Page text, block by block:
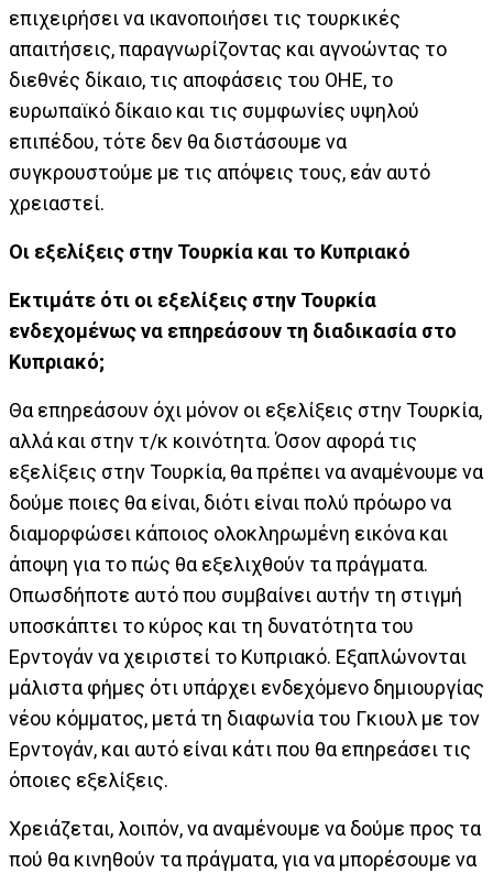
επιχειρήσει να ικανοποιήσει τις τουρκικές
απαιτήσεις, παραγνωρίζοντας και αγνοώντας το
διεθνές δίκαιο, τις αποφάσεις του ΟΗΕ, το
ευρωπαϊκό δίκαιο και τις συμφωνίες υψηλού
επιπέδου, τότε δεν θα διστάσουμε να
συγκρουστούμε με τις απόψεις τους, εάν αυτό
χρειαστεί.
Οι εξελίξεις στην Τουρκία και το Κυπριακό
Εκτιμάτε ότι οι εξελίξεις στην Τουρκία
ενδεχομένως να επηρεάσουν τη διαδικασία στο
Κυπριακό;
Θα επηρεάσουν όχι μόνον οι εξελίξεις στην Τουρκία,
αλλά και στην τ/κ κοινότητα. Όσον αφορά τις
εξελίξεις στην Τουρκία, θα πρέπει να αναμένουμε να
δούμε ποιες θα είναι, διότι είναι πολύ πρόωρο να
διαμορφώσει κάποιος ολοκληρωμένη εικόνα και
άποψη για το πώς θα εξελιχθούν τα πράγματα.
Οπωσδήποτε αυτό που συμβαίνει αυτήν τη στιγμή
υποσκάπτει το κύρος και τη δυνατότητα του
Ερντογάν να χειριστεί το Κυπριακό. Εξαπλώνονται
μάλιστα φήμες ότι υπάρχει ενδεχόμενο δημιουργίας
νέου κόμματος, μετά τη διαφωνία του Γκιουλ με τον
Ερντογάν, και αυτό είναι κάτι που θα επηρεάσει τις
όποιες εξελίξεις.
Χρειάζεται, λοιπόν, να αναμένουμε να δούμε προς τα
πού θα κινηθούν τα πράγματα, για να μπορέσουμε να